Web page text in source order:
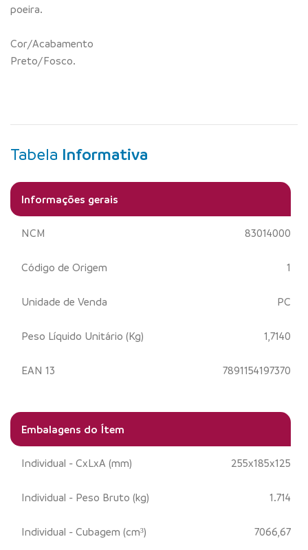
poeira.
Cor/Acabamento
Preto/Fosco.
Tabela Informativa
Informações gerais
NCM 83014000
Código de Origem 1
Unidade de Venda PC
Peso Líquido Unitário (Kg) 1,7140
EAN 13 7891154197370
Embalagens do Ítem
Individual - CxLxA (mm) 255x185x125
Individual - Peso Bruto (kg) 1.714
Individual - Cubagem (cm³) 7066,67